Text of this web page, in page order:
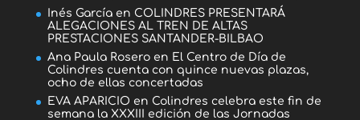
Inés Garcíaen COLINDRES PRESENTARÁ
ALEGACIONES AL TREN DE ALTAS
PRESTACIONES SANTANDER-BILBAO
Ana Paula Roseroen El Centro de Día de
Colindres cuenta con quince nuevas plazas,
ocho de ellas concertadas
EVA APARICIO en Colindres celebra este fin de
semana la XXXIII edición de las Jornadas